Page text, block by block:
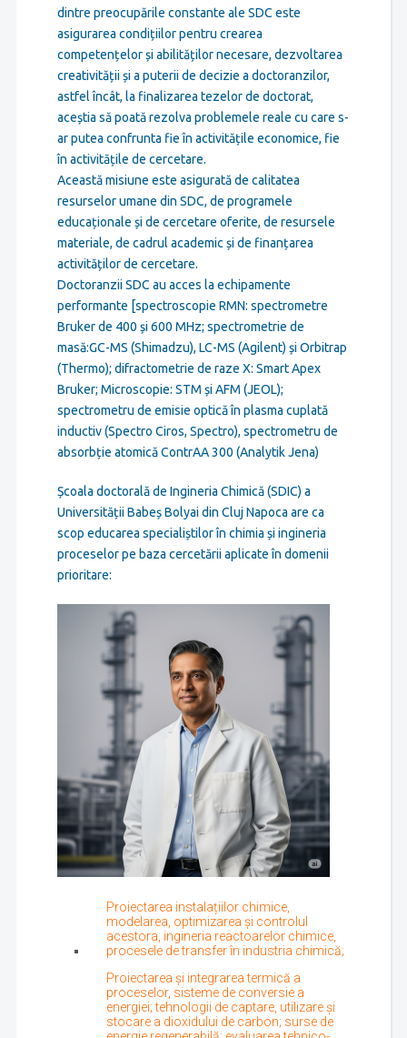
dintre preocupările constante ale SDC este
asigurarea condițiilor pentru crearea
competențelor și abilităților necesare, dezvoltarea
creativității și a puterii de decizie a doctoranzilor,
astfel încât, la finalizarea tezelor de doctorat,
aceștia să poată rezolva problemele reale cu care s-
ar putea confrunta fie în activitățile economice, fie
în activitățile de cercetare.
Această misiune este asigurată de calitatea
resurselor umane din SDC, de programele
educaționale și de cercetare oferite, de resursele
materiale, de cadrul academic și de finanțarea
activităților de cercetare.
Doctoranzii SDC au acces la echipamente
performante [spectroscopie RMN: spectrometre
Bruker de 400 și 600 MHz; spectrometrie de
masă:GC-MS (Shimadzu), LC-MS (Agilent) și Orbitrap
(Thermo); difractometrie de raze X: Smart Apex
Bruker; Microscopie: STM și AFM (JEOL);
spectrometru de emisie optică în plasma cuplată
inductiv (Spectro Ciros, Spectro), spectrometru de
absorbție atomică ContrAA 300 (Analytik Jena)
Școala doctorală de Ingineria Chimică (SDIC) a
Universității Babeș Bolyai din Cluj Napoca are ca
scop educarea specialiștilor în chimia și ingineria
proceselor pe baza cercetării aplicate în domenii
prioritare:
Proiectarea instalațiilor chimice,
modelarea, optimizarea și controlul
acestora, ingineria reactoarelor chimice,
procesele de transfer în industria chimică;
Proiectarea și integrarea termică a
proceselor, sisteme de conversie a
energiei; tehnologii de captare, utilizare și
stocare a dioxidului de carbon; surse de